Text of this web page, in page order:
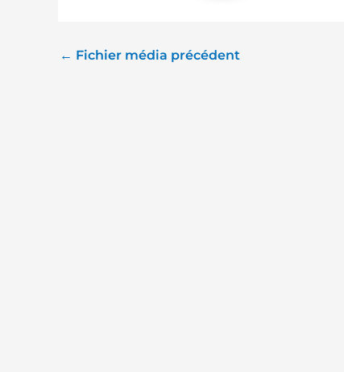
← Fichier média précédent